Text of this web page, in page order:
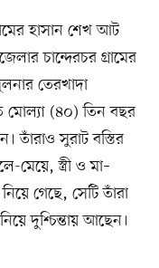
হাসান শেখ আট
চান্দেরচর গ্রামের
তেরখাদা
মোল্যা (৪০) তিন বছর
তাঁরাও সুরাট বস্তির
মেয়ে, স্ত্রী ও মা–
গেছে, সেটি তাঁরা
দুশ্চিন্তায় আছেন।